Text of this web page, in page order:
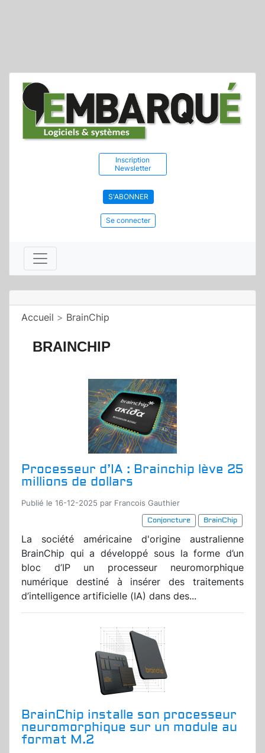
Inscription
Newsletter
S'ABONNER
Se connecter
Accueil > BrainChip
BRAINCHIP
Processeur d’IA : Brainchip lève 25
millions de dollars
Publié le 16-12-2025 par Francois Gauthier
Conjoncture
BrainChip
La société américaine d'origine australienne
BrainChip qui a développé sous la forme d’un
bloc d’IP un processeur neuromorphique
numérique destiné à insérer des traitements
d’intelligence artificielle (IA) dans des...
BrainChip installe son processeur
neuromorphique sur un module au
format M.2